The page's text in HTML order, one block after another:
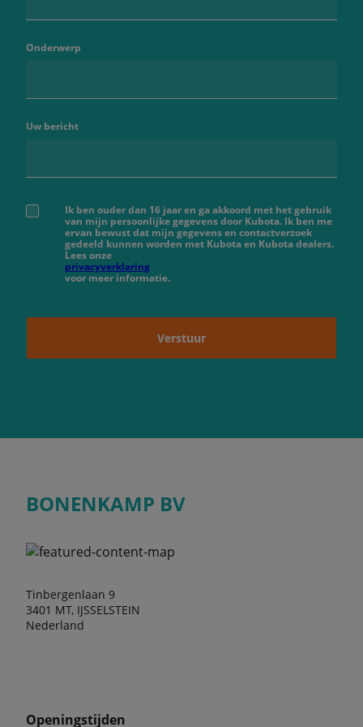
Onderwerp
Uw bericht
Ik ben ouder dan 16 jaar en ga akkoord met het gebruik
van mijn persoonlijke gegevens door Kubota. Ik ben me
ervan bewust dat mijn gegevens en contactverzoek
gedeeld kunnen worden met Kubota en Kubota dealers.
Lees onze
privacyverklaring
voor meer informatie.
Verstuur
BONENKAMP BV
Tinbergenlaan 9
3401 MT, IJSSELSTEIN
Nederland
Openingstijden